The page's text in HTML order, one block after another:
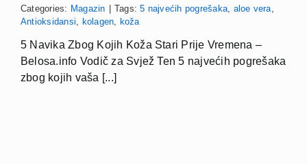
Categories: Magazin Tags:5 najvećih pogrešaka, aloe vera,
Antioksidansi, kolagen, koža
5 Navika Zbog Kojih Koža Stari Prije Vremena –
Belosa.info Vodič za Svjež Ten 5 najvećih pogrešaka
zbog kojih vaša [...]